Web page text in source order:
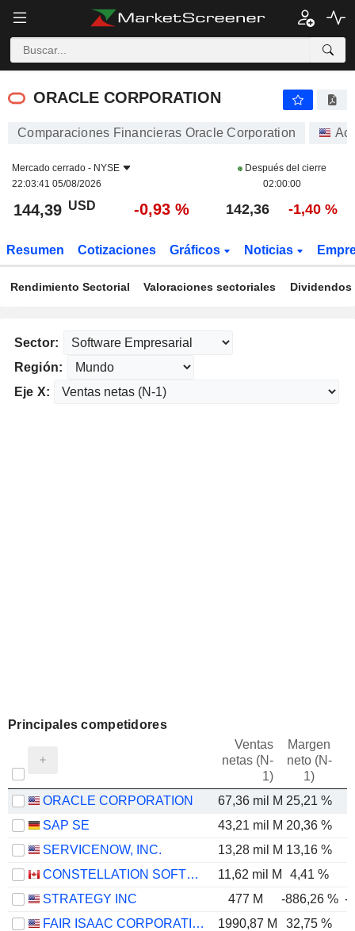
ORACLE CORPORATION
ORACLE CORPORATION
Comparaciones Financieras Oracle Corporation
Mercado cerrado - NYSE
22:03:41 05/08/2026
Después del cierre
02:00:00
144,39 USD -0,93 % 142,36 -1,40 %
Resumen Cotizaciones Gráficos Noticias
Rendimiento Sectorial Valoraciones sectoriales
Sector:
Región:
Eje X:
Principales competidores
Ventas
netas (N-
1)
Margen
neto (N-
1)
ORACLE CORPORATION 67,36 mil M 25,21 %
SAP SE
43,21 mil M 20,36 %
SERVICENOW, INC.
13,28 mil M 13,16 %
CONSTELLATION SOFTWARE INC.
11,62 mil M 4,41 %
STRATEGY INC
477 M -886,26 % -
FAIR ISAAC CORPORATION
1990,87 M 32,75 %